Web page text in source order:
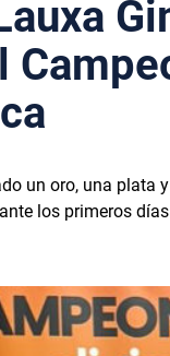
un oro, una plata
los primeros